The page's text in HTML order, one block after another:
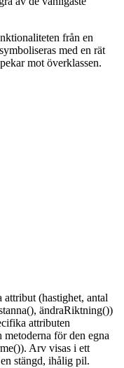
från en
med en rät
mot överklassen.
(hastighet, antal
ändraRiktning())
attributen
för den egna
Arv visas i ett
stängd, ihålig pil.